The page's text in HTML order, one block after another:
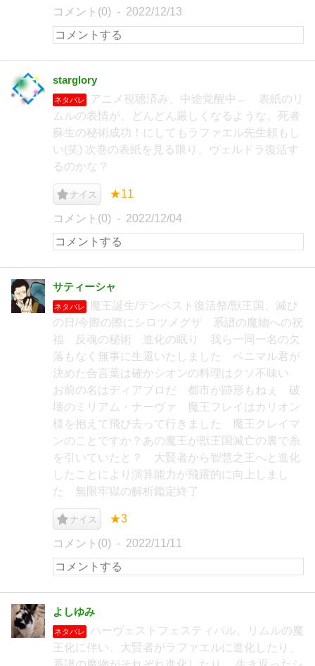
コメント(0) 2022/12/13
starglory
ネタバレ
アニメ視聴済み、中途覚醒中← 表紙のリ
ムルの表情が、どんどん厳しくなるような。死者
蘇生の秘術成功！にしてもラファエル先生頼もし
い(笑) 次巻の表紙を見る限り、ヴェルドラ復活す
るのかな？
ナイス ★11
コメント(0) 2022/12/04
サティーシャ
ネタバレ
魔王誕生/テンペスト復活祭/獣王国、滅び
の日/今際の際にシロツメグザ 系譜の魔物への祝
福 反魂の秘術 進化の眠り 我ら一同一名の欠
落もなく無事に生還いたしました ベニマル君が
決めた合言葉は確かシオンの料理はクソ不味い
お前の名はディアブロだ 都市が跡形もねぇ 破
壊のミリアム・ナーヴァ 魔王フレイはカリオン
様を抱えて飛び去って行きました 魔王クレイマ
ンのことですか？あの魔王が獣王国滅亡の裏で糸
を引いていたと？ 大賢者から智慧之王へと進化
したことにより演算能力が飛躍的に向上しまし
た 無限牢獄の解析鑑定終了
ナイス ★3
コメント(0) 2022/11/11
よしゆみ
ネタバレ
ハーヴェストフェスティバル。リムルの魔
王化に伴い、大賢者がラファエルに進化したり、